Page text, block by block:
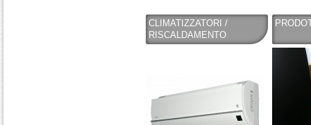
CLIMATIZZATORI /
RISCALDAMENTO